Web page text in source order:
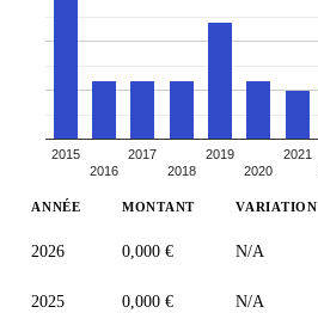
2015
2016
2017
2018
2019
2020
2021
ANNÉE MONTANT VARIATION
2026 0,000 € N/A
2025 0,000 € N/A